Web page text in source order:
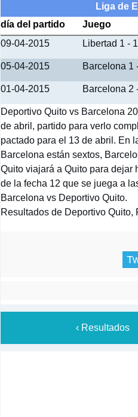
Liga de
día del partido
Juego
09-04-2015
Libertad 1 -
05-04-2015 Barcelona 1
01-04-2015 Barcelona 2
Deportivo Quito vs Barcelona
de abril, partido para verlo
pactado para el 13 de abril. En
Barcelona están sextos,
Quito viajará a Quito para dejar
de la fecha 12 que se juega a
Barcelona vs Deportivo Quito.
Resultados de Deportivo Quito,
‹ Resultados